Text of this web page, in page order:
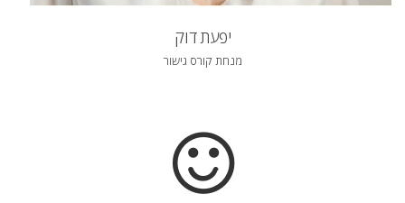
יפעת דוק
מנחת קורס גישור